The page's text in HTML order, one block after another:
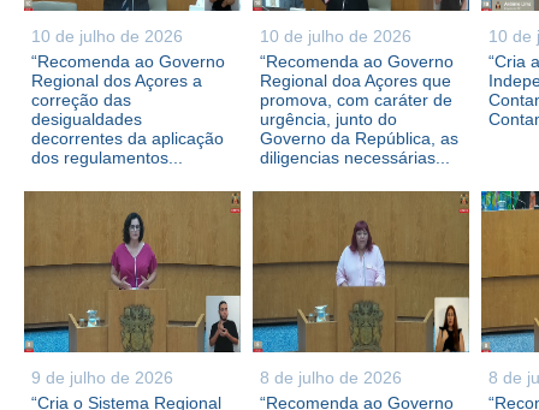
10 de julho de 2026
“Recomenda ao Governo
Regional dos Açores a
correção das
desigualdades
decorrentes da aplicação
dos regulamentos...
10 de julho de 2026
“Recomenda ao Governo
Regional doa Açores que
promova, com caráter de
urgência, junto do
Governo da República, as
diligencias necessárias...
10 de
“Cria
9 de julho de 2026
“Cria o Sistema Regional
8 de julho de 2026
“Recomenda ao Governo
8 de